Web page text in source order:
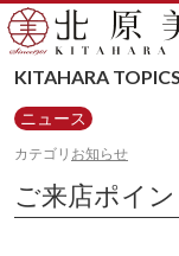
KITAHARA TOPICS
ニュース
カテゴリ お知らせ
ご来店ポイ